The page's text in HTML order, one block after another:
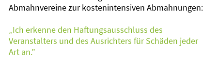
Abmahnvereine zur kostenintensiven Abmahnungen:
„Ich erkenne den Haftungsausschluss des
Veranstalters und des Ausrichters für Schäden jeder
Art an.”